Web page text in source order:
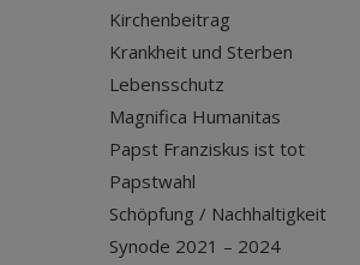
Kirchenbeitrag
Krankheit und Sterben
Lebensschutz
Magnifica Humanitas
Papst Franziskus ist tot
Papstwahl
Schöpfung / Nachhaltigkeit
Synode 2021 – 2024